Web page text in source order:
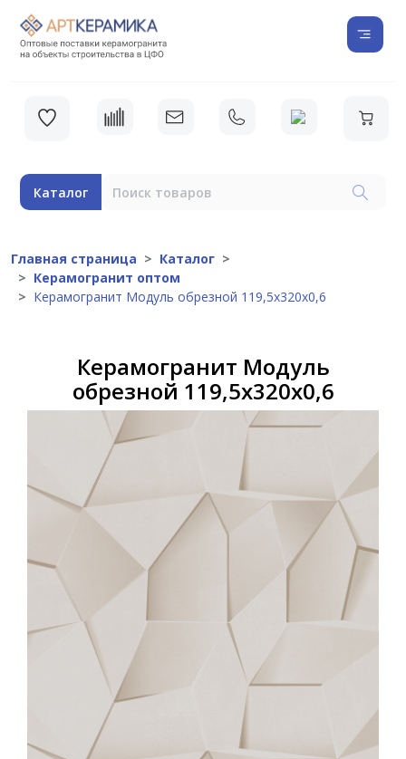
Каталог
Главная страница
Каталог
Керамогранит оптом
Керамогранит Модуль обрезной 119,5x320x0,6
Керамогранит Модуль
обрезной 119,5x320x0,6